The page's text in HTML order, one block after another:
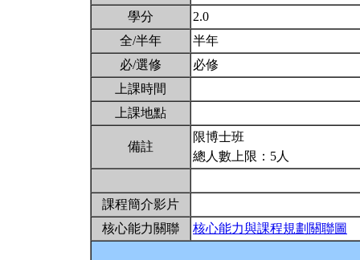
學分
2.0
全/半年
半年
必/選修
必修
上課時間
上課地點
備註
限博士班
總人數上限：5人
課程簡介影片
核心能力關聯
核心能力與課程規劃關聯圖